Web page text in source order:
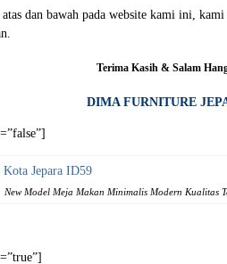
dan bawah pada website kami ini,
Terima Kasih & Salam
DIMA FURNITURE
New Model Meja Makan Minimalis Modern Kualitas